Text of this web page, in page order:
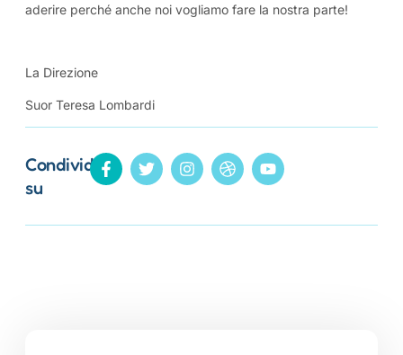
aderire perché anche noi vogliamo fare la nostra parte!
La Direzione
Suor Teresa Lombardi
Condividi
su